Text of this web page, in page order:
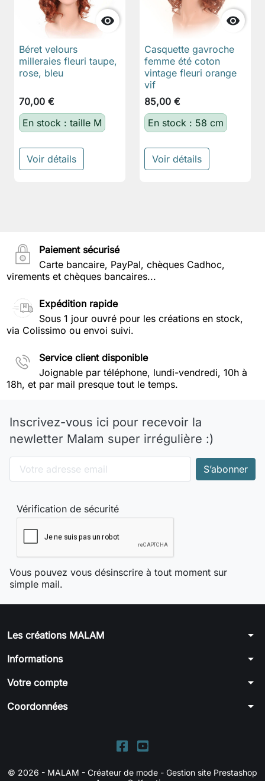

Béret velours
milleraies fleuri taupe,
rose, bleu
70,00 €
En stock : taille M
Voir détails

Casquette gavroche
femme été coton
vintage fleuri orange
vif
85,00 €
En stock : 58 cm
Voir détails
Paiement sécurisé
Carte bancaire, PayPal, chèques Cadhoc,
virements et chèques bancaires...
Expédition rapide
Sous 1 jour ouvré pour les créations en stock,
via Colissimo ou envoi suivi.
Service client disponible
Joignable par téléphone, lundi-vendredi, 10h à
18h, et par mail presque tout le temps.
Inscrivez-vous ici pour recevoir la
newletter Malam super irrégulière :)
Vérification de sécurité
Vous pouvez vous désinscrire à tout moment sur
simple mail.
Les créations MALAM arrow_drop_down
Informations arrow_drop_down
Votre compte arrow_drop_down
Coordonnées arrow_drop_down
© 2026 - MALAM - Créateur de mode - Gestion site Prestashop